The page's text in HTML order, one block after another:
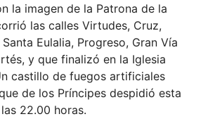
la imagen de la Patrona de la
las calles Virtudes, Cruz,
Santa Eulalia, Progreso, Gran Vía
y que finalizó en la Iglesia
castillo de fuegos artificiales
de los Príncipes despidió esta
22.00 horas.